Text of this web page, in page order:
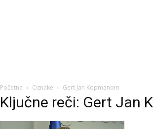
Početna Oznake Gert Jan Kopmanom
Ključne reči: Gert Jan